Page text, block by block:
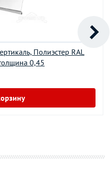
Полиэстер RAL
0,45